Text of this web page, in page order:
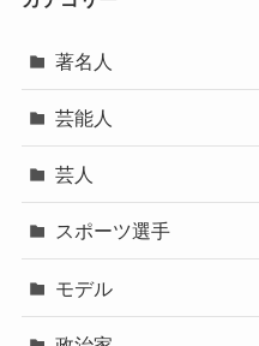
著名人
芸能人
芸人
スポーツ選手
モデル